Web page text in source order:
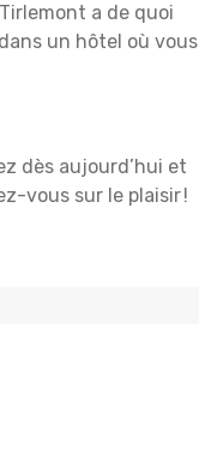
a de quoi
un hôtel où vous
dès aujourd’hui et
vous sur le plaisir !